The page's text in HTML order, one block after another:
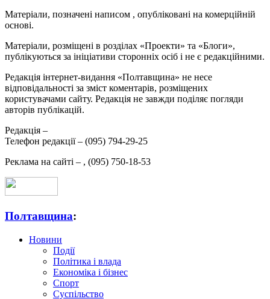
Матеріали, позначені написом , опубліковані на комерційній
основі.
Матеріали, розміщені в розділах «Проекти» та «Блоги»,
публікуються за ініціативи сторонніх осіб і не є редакційними.
Редакція інтернет-видання «Полтавщина» не несе
відповідальності за зміст коментарів, розміщених
користувачами сайту. Редакція не завжди поділяє погляди
авторів публікацій.
Редакція –
Телефон редакції – (095) 794-29-25
Реклама на сайті – , (095) 750-18-53
Полтавщина:
Новини
Події
Політика і влада
Економіка і бізнес
Спорт
Суспільство